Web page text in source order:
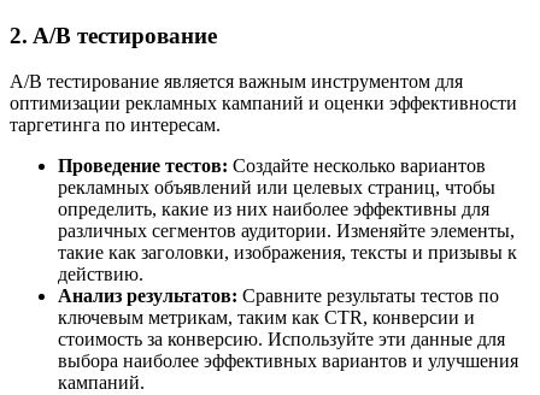
2. A/B тестирование
A/B тестирование является важным инструментом для
оптимизации рекламных кампаний и оценки эффективности
таргетинга по интересам.
Проведение тестов: Создайте несколько вариантов
рекламных объявлений или целевых страниц, чтобы
определить, какие из них наиболее эффективны для
различных сегментов аудитории. Изменяйте элементы,
такие как заголовки, изображения, тексты и призывы к
действию.
Анализ результатов: Сравните результаты тестов по
ключевым метрикам, таким как CTR, конверсии и
стоимость за конверсию. Используйте эти данные для
выбора наиболее эффективных вариантов и улучшения
кампаний.